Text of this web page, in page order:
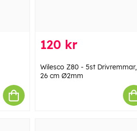
120 kr
Wilesco Z80 - 5st Drivremmar,
26 cm Ø2mm